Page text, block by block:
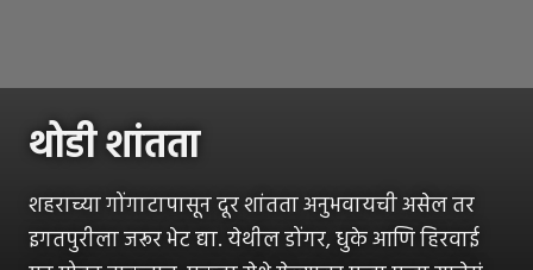
थोडी शांतता
शहराच्या गोंगाटापासून दूर शांतता अनुभवायची असेल तर
इगतपुरीला जरूर भेट द्या. येथील डोंगर, धुके आणि हिरवाई